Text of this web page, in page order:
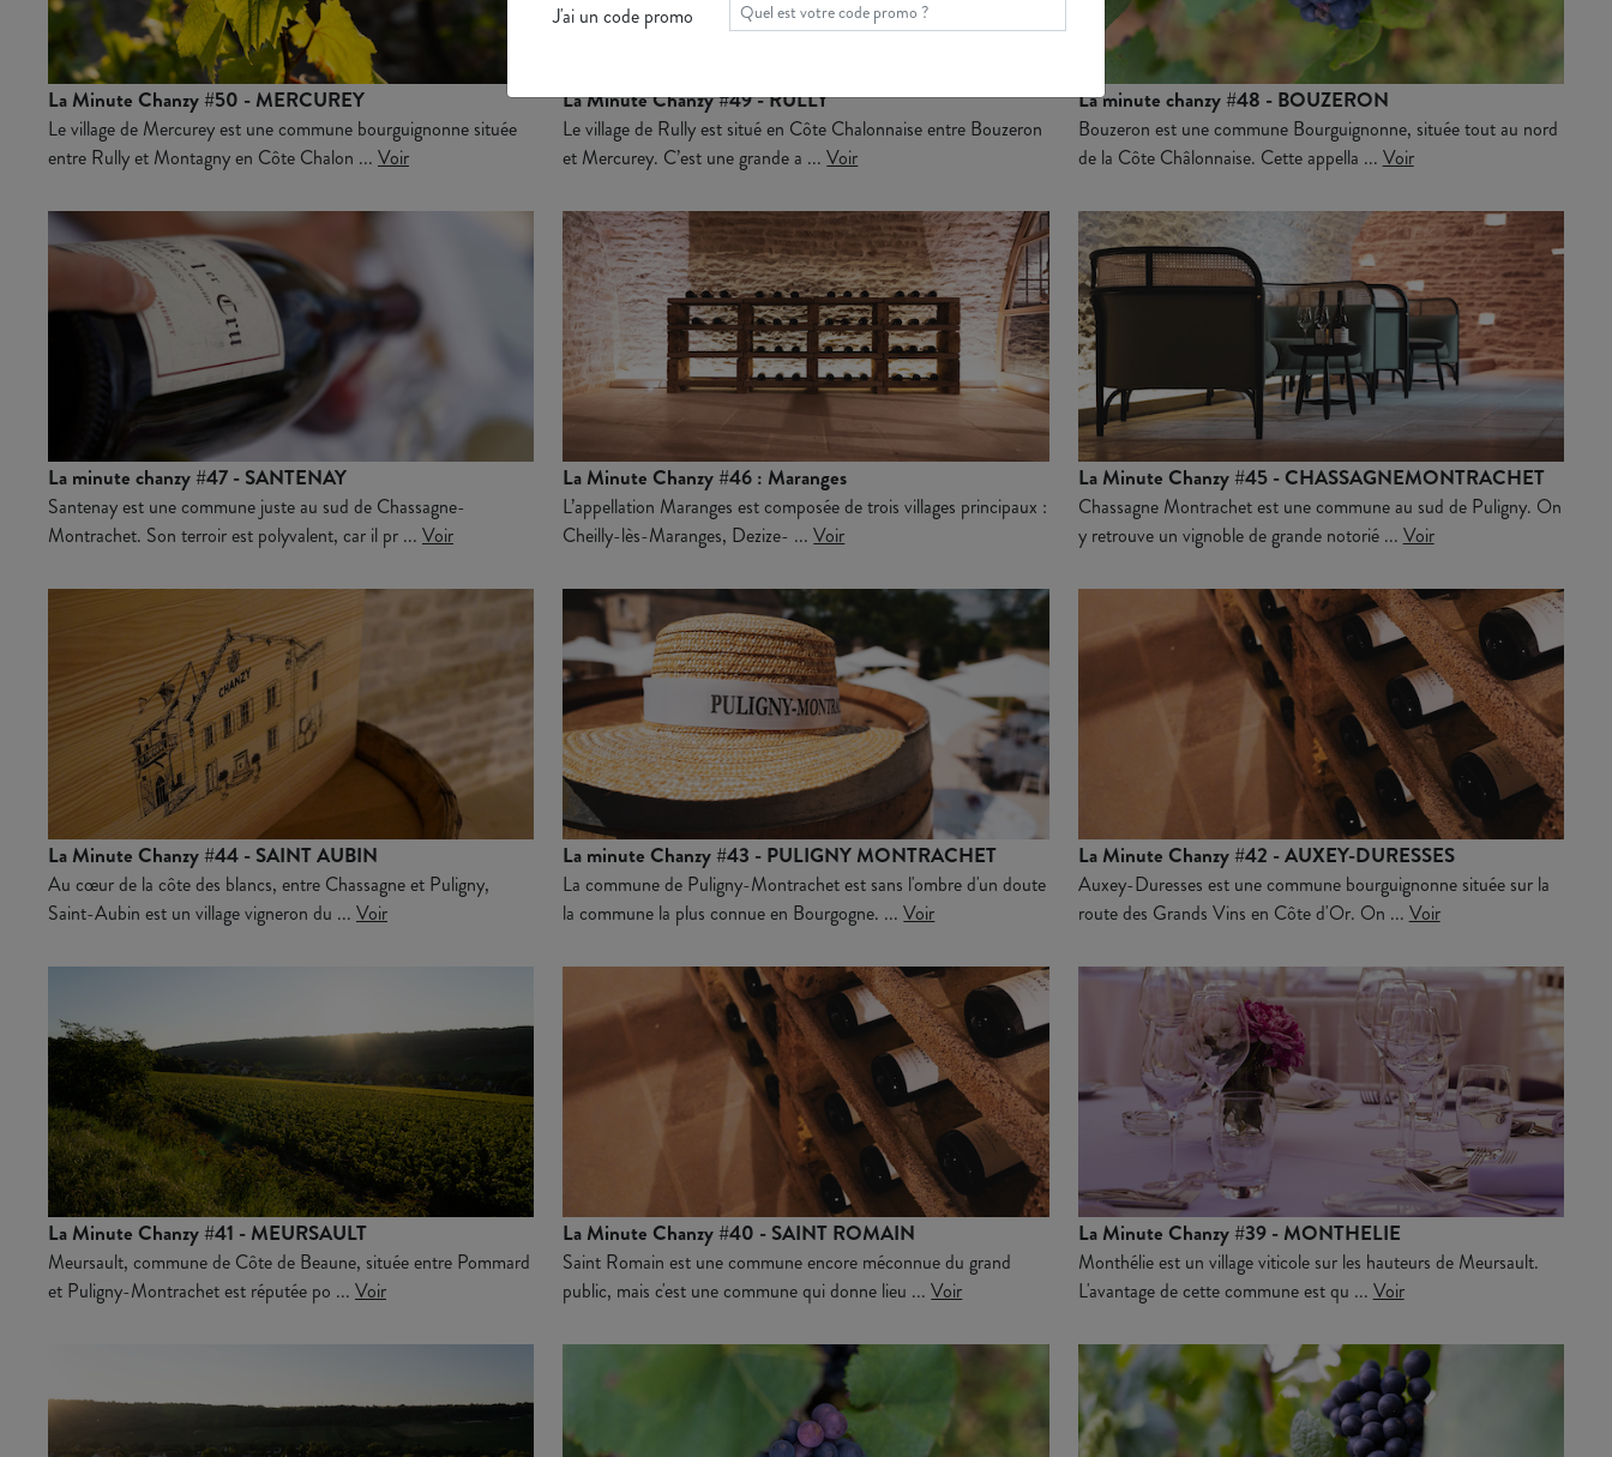
La Minute Chanzy #50 - MERCUREY
Le village de Mercurey est une commune bourguignonne située
entre Rully et Montagny en Côte Chalon ... Voir
La Minute Chanzy #49 - RULLY
Le village de Rully est situé en Côte Chalonnaise entre Bouzeron
et Mercurey. C’est une grande a ...Voir
La minute chanzy #48 - BOUZERON
Bouzeron est une commune Bourguignonne, située tout au nord
de la Côte Châlonnaise. Cette appella ... Voir
La minute chanzy #47 - SANTENAY
Santenay est une commune juste au sud de Chassagne-
Montrachet. Son terroir est polyvalent, car il pr ... Voir
La Minute Chanzy #46 : Maranges
L’appellation Maranges est composée de trois villages principaux :
Cheilly-lès-Maranges, Dezize- ...Voir
La Minute Chanzy #45 - CHASSAGNEMONTRACHET
Chassagne Montrachet est une commune au sud de Puligny. On
y retrouve un vignoble de grande notorié ... Voir
La Minute Chanzy #44 - SAINT AUBIN
Au cœur de la côte des blancs, entre Chassagne et Puligny,
Saint-Aubin est un village vigneron du ... Voir
La minute Chanzy #43 - PULIGNY MONTRACHET
La commune de Puligny-Montrachet est sans l'ombre d'un doute
la commune la plus connue en Bourgogne. ...Voir
La Minute Chanzy #42 - AUXEY-DURESSES
Auxey-Duresses est une commune bourguignonne située sur la
route des Grands Vins en Côte d'Or. On ... Voir
La Minute Chanzy #41 - MEURSAULT
Meursault, commune de Côte de Beaune, située entre Pommard
et Puligny-Montrachet est réputée po ... Voir
La Minute Chanzy #40 - SAINT ROMAIN
Saint Romain est une commune encore méconnue du grand
public, mais c'est une commune qui donne lieu ...Voir
La Minute Chanzy #39 - MONTHELIE
Monthélie est un village viticole sur les hauteurs de Meursault.
L'avantage de cette commune est qu ... Voir
J'ai un code promo